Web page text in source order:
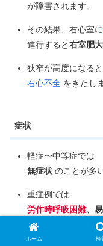
が障害されます。
その結果、右心室に
進行すると右室肥大
狭窄が高度になると
右心不全をきたしま
症状
軽症〜中等症では
無症状のことが多
重症例では
労作時呼吸困難、
ホーム 検